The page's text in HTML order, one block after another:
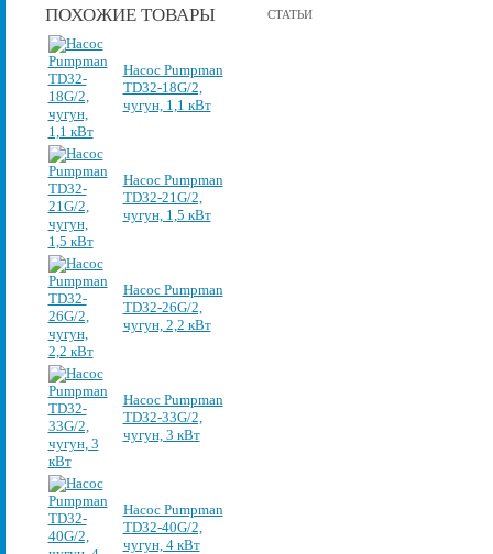
ПОХОЖИЕ ТОВАРЫ
Насос Pumpman
TD32-18G/2,
чугун, 1,1 кВт
Насос Pumpman
TD32-21G/2,
чугун, 1,5 кВт
Насос Pumpman
TD32-26G/2,
чугун, 2,2 кВт
Насос Pumpman
TD32-33G/2,
чугун, 3 кВт
Насос Pumpman
TD32-40G/2,
чугун, 4 кВт
СТАТЬИ